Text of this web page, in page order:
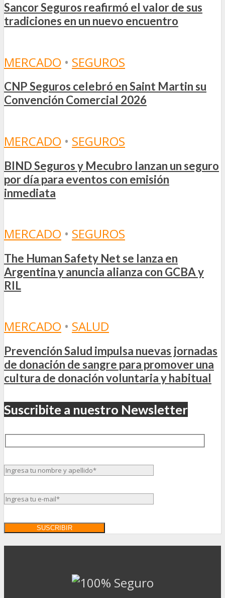
Sancor Seguros reafirmó el valor de sus
tradiciones en un nuevo encuentro
MERCADO • SEGUROS
CNP Seguros celebró en Saint Martin su
Convención Comercial 2026
MERCADO • SEGUROS
BIND Seguros y Mecubro lanzan un seguro
por día para eventos con emisión
inmediata
MERCADO • SEGUROS
The Human Safety Net se lanza en
Argentina y anuncia alianza con GCBA y
RIL
MERCADO • SALUD
Prevención Salud impulsa nuevas jornadas
de donación de sangre para promover una
cultura de donación voluntaria y habitual
Suscribite a nuestro Newsletter